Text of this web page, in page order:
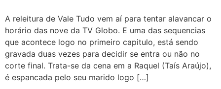
A releitura de Vale Tudo vem aí para tentar alavancar o
horário das nove da TV Globo. E uma das sequencias
que acontece logo no primeiro capitulo, está sendo
gravada duas vezes para decidir se entra ou não no
corte final. Trata-se da cena em a Raquel (Taís Araújo),
é espancada pelo seu marido logo […]